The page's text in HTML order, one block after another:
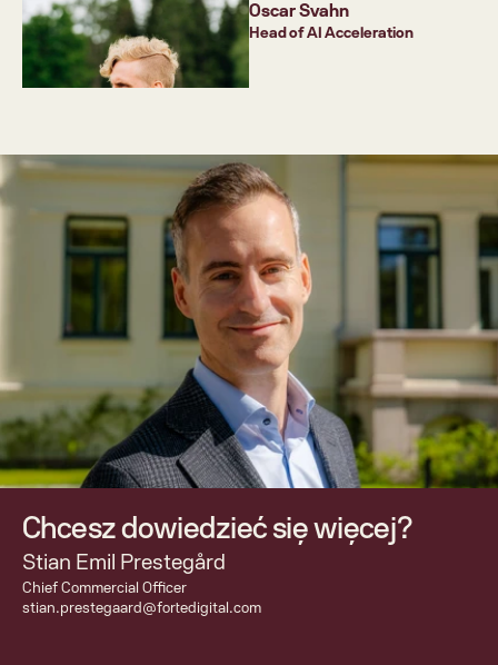
Oscar Svahn
Head of AI Acceleration
Chcesz dowiedzieć się więcej?
Stian Emil Prestegård
Chief Commercial Officer
stian.prestegaard@fortedigital.com